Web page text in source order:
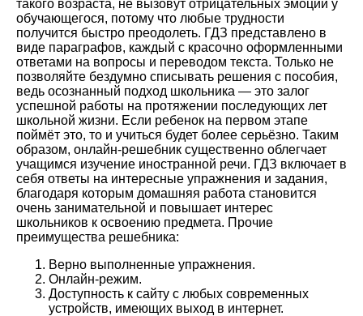
такого возраста, не вызовут отрицательных эмоций у
обучающегося, потому что любые трудности
получится быстро преодолеть. ГДЗ представлено в
виде параграфов, каждый с красочно оформленными
ответами на вопросы и переводом текста. Только не
позволяйте бездумно списывать решения с пособия,
ведь осознанный подход школьника — это залог
успешной работы на протяжении последующих лет
школьной жизни. Если ребенок на первом этапе
поймёт это, то и учиться будет более серьёзно. Таким
образом, онлайн-решебник существенно облегчает
учащимся изучение иностранной речи. ГДЗ включает в
себя ответы на интересные упражнения и задания,
благодаря которым домашняя работа становится
очень занимательной и повышает интерес
школьников к освоению предмета. Прочие
преимущества решебника:
Верно выполненные упражнения.
Онлайн-режим.
Доступность к сайту с любых современных
устройств, имеющих выход в интернет.